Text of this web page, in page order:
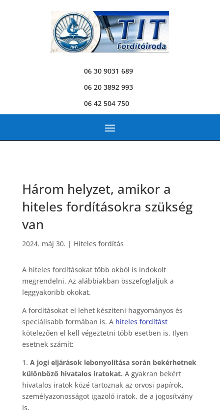
06 30 9031 689
06 20 3892 993
06 42 504 750
Három helyzet, amikor a
hiteles fordításokra szükség
van
2024. máj 30. | Hiteles fordítás
A hiteles fordításokat több okból is indokolt
megrendelni. Az alábbiakban összefoglaljuk a
leggyakoribb okokat.
A fordításokat el lehet készíteni hagyományos és
speciálisabb formában is. A hiteles fordítást
kötelezően el kell végeztetni több esetben is. Ilyen
esetnek számít:
1. A jogi eljárások lebonyolítása során bekérhetnek
különböző hivatalos iratokat. A gyakran bekért
hivatalos iratok közé tartoznak az orvosi papírok,
személyazonosságot igazoló iratok, de a jogosítvány
is.